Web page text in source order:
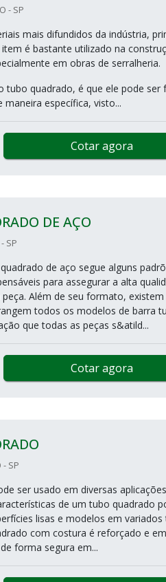
- SP
mais difundidos da indústria,
é bastante utilizado na
em obras de serralheria.
tubo quadrado, é que ele pode ser
específica, visto...
Cotar agora
DE AÇO
SP
de aço segue alguns
para assegurar a alta
Além de seu formato,
todos os modelos de barra
que todas as peças s&atild...
Cotar agora
- SP
ser usado em diversas
de um tubo quadrado
lisas e modelos em
com costura é reforçado e
forma segura em...